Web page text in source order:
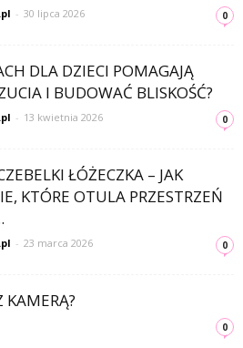
- 30 lipca 2026 0
DLA DZIECI POMAGAJĄ
I BUDOWAĆ BLISKOŚĆ?
- 13 kwietnia 2026 0
ŁÓŻECZKA – JAK
KTÓRE OTULA PRZESTRZEŃ
- 23 marca 2026 0
KAMERĄ?
0